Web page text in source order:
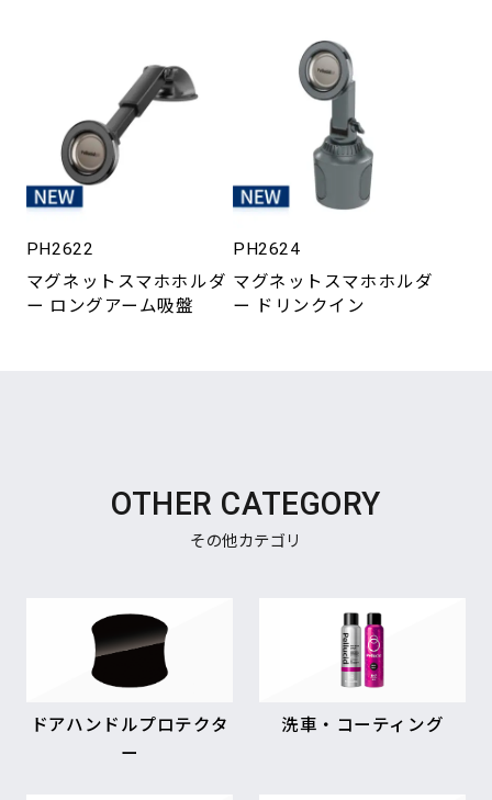
PH2622
マグネットスマホホルダ
ー ロングアーム吸盤
PH2624
マグネットスマホホルダ
ー ドリンクイン
OTHER CATEGORY
その他カテゴリ
ドアハンドルプロテクタ
ー
洗車・コーティング